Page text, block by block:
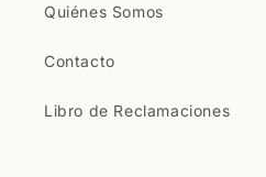
Quiénes Somos
Contacto
Libro de Reclamaciones